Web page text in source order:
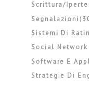
Scrittura/
Sistemi Di
Social
Software E
Strategie Di